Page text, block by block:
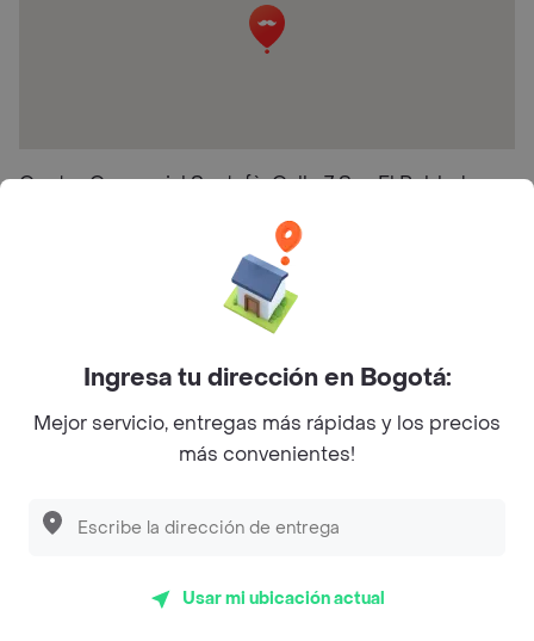
Centro Comercial Santafè, Calle 7 Sur, El Poblado,
Calificaciones y opiniones Sabor
3.3
Últimos 90 días
5
4
1
Pésima calidad
Ingresa tu dirección en Bogotá:
Mejor servicio, entregas más rápidas y los precios
más convenientes!
Usar mi ubicación actual